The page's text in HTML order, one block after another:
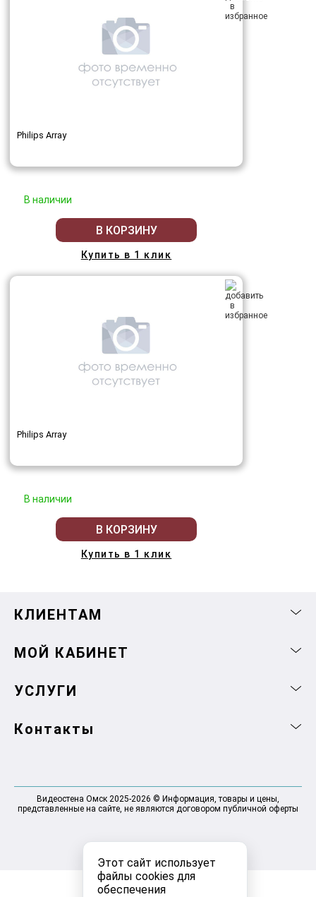
Этот сайт использует
файлы cookies для
обеспечения
Philips Array
В наличии
В КОРЗИНУ
Купить в 1 клик
Philips Array
В наличии
В КОРЗИНУ
Купить в 1 клик
КЛИЕНТАМ
МОЙ КАБИНЕТ
УСЛУГИ
Контакты
Видеостена Омск 2025-2026 © Информация, товары и цены,
представленные на сайте, не являются договором публичной оферты